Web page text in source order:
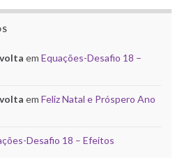
em Equações-Desafio 18 –
em Feliz Natal e Próspero Ano
Desafio 18 – Efeitos